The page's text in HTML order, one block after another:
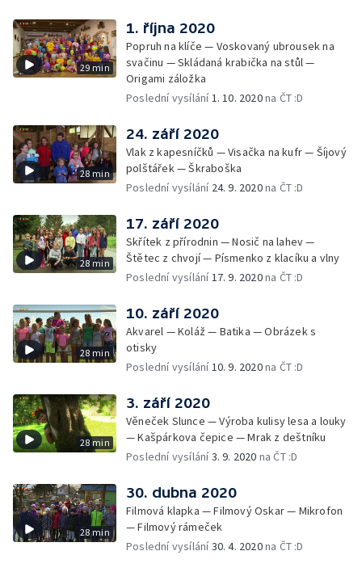
29 min
1. října 2020
Popruh na klíče — Voskovaný ubrousek na
svačinu — Skládaná krabička na stůl —
Origami záložka
Poslední vysílání 1. 10. 2020na ČT :D
28 min
24. září 2020
Vlak z kapesníčků — Visačka na kufr — Šíjový
polštářek — Škraboška
Poslední vysílání 24. 9. 2020na ČT :D
28 min
17. září 2020
Skřítek z přírodnin — Nosič na lahev —
Štětec z chvojí — Písmenko z klacíku a vlny
Poslední vysílání 17. 9. 2020na ČT :D
28 min
10. září 2020
Akvarel — Koláž — Batika — Obrázek s
otisky
Poslední vysílání 10. 9. 2020na ČT :D
28 min
3. září 2020
Věneček Slunce — Výroba kulisy lesa a louky
— Kašpárkova čepice — Mrak z deštníku
Poslední vysílání3. 9. 2020 na ČT :D
28 min
30. dubna 2020
Filmová klapka — Filmový Oskar — Mikrofon
— Filmový rámeček
Poslední vysílání30. 4. 2020na ČT :D